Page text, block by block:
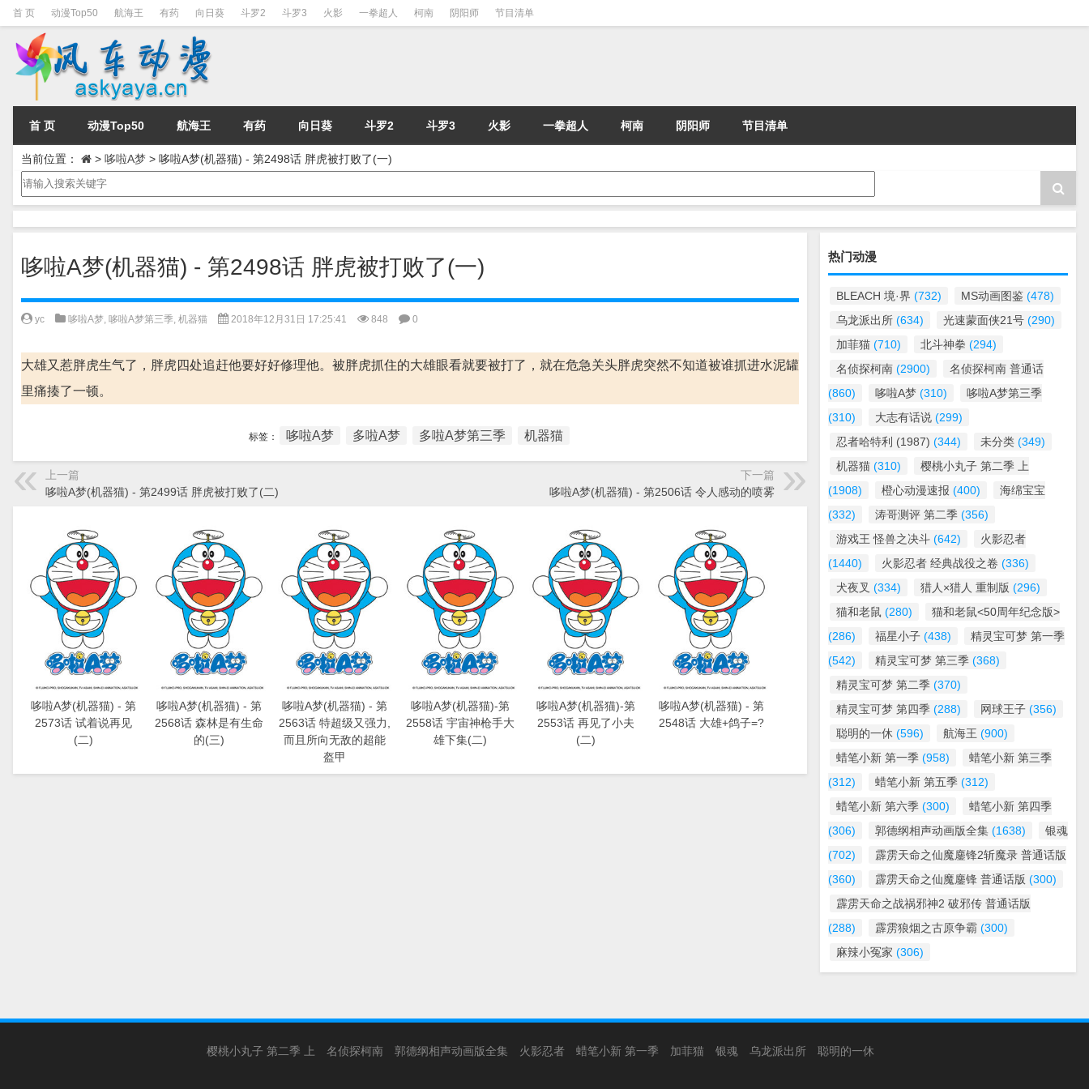
首 页 动漫Top50 航海王 有药 向日葵 斗罗2 斗罗3 火影 一拳超人 柯南 阴阳师 节目清单
首 页 动漫Top50 航海王 有药 向日葵 斗罗2 斗罗3 火影 一拳超人 柯南 阴阳师 节目清单
当前位置： > 哆啦A梦 > 哆啦A梦(机器猫) - 第2498话 胖虎被打败了(一)
哆啦A梦(机器猫) - 第2498话 胖虎被打败了(一)
yc 哆啦A梦, 哆啦A梦第三季, 机器猫 2018年12月31日 17:25:41 848 0
大雄又惹胖虎生气了，胖虎四处追赶他要好好修理他。被胖虎抓住的大雄眼看就要被打了，就在危急关头胖虎突然不知道被谁抓进水泥罐
里痛揍了一顿。
标签： 哆啦A梦 多啦A梦 多啦A梦第三季 机器猫
上一篇
哆啦A梦(机器猫) - 第2499话 胖虎被打败了(二)
下一篇
哆啦A梦(机器猫) - 第2506话 令人感动的喷雾
哆啦A梦(机器猫) - 第
2573话 试着说再见
(二)
哆啦A梦(机器猫) - 第
2568话 森林是有生命
的(三)
哆啦A梦(机器猫) - 第
2563话 特超级又强力,
而且所向无敌的超能
盔甲
哆啦A梦(机器猫)-第
2558话 宇宙神枪手大
雄下集(二)
哆啦A梦(机器猫)-第
2553话 再见了小夫
(二)
哆啦A梦(机器猫) - 第
2548话 大雄+鸽子=?
热门动漫
BLEACH 境·界 (732) MS动画图鉴 (478)
乌龙派出所 (634) 光速蒙面侠21号 (290)
加菲猫 (710) 北斗神拳 (294)
名侦探柯南 (2900)
名侦探柯南 普通话
(860)
哆啦A梦 (310)
哆啦A梦第三季
(310)
大志有话说 (299)
忍者哈特利 (1987) (344) 未分类 (349)
机器猫 (310)
樱桃小丸子 第二季 上
(1908)
橙心动漫速报 (400)
海绵宝宝
(332)
涛哥测评 第二季 (356)
游戏王 怪兽之决斗 (642)
火影忍者
(1440)
火影忍者 经典战役之卷 (336)
犬夜叉 (334) 猎人×猎人 重制版 (296)
猫和老鼠 (280)
猫和老鼠<50周年纪念版>
(286)
福星小子 (438)
精灵宝可梦 第一季
(542)
精灵宝可梦 第三季 (368)
精灵宝可梦 第二季 (370)
精灵宝可梦 第四季 (288) 网球王子 (356)
聪明的一休 (596) 航海王 (900)
蜡笔小新 第一季 (958)
蜡笔小新 第三季
(312)
蜡笔小新 第五季 (312)
蜡笔小新 第六季 (300)
蜡笔小新 第四季
(306)
郭德纲相声动画版全集 (1638)
银魂
(702)
霹雳天命之仙魔鏖锋2斩魔录 普通话版
(360)
霹雳天命之仙魔鏖锋 普通话版 (300)
霹雳天命之战祸邪神2 破邪传 普通话版
(288)
霹雳狼烟之古原争霸 (300)
麻辣小冤家 (306)
樱桃小丸子 第二季 上 名侦探柯南 郭德纲相声动画版全集 火影忍者 蜡笔小新 第一季 加菲猫 银魂 乌龙派出所 聪明的一休